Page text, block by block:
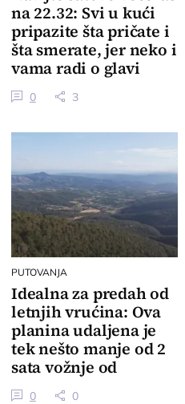
na 22.32: Svi u kući
pripazite šta pričate i
šta smerate, jer neko i
vama radi o glavi
0 3
PUTOVANJA
Idealna za predah od
letnjih vrućina: Ova
planina udaljena je
tek nešto manje od 2
sata vožnje od
Beograda
0 0